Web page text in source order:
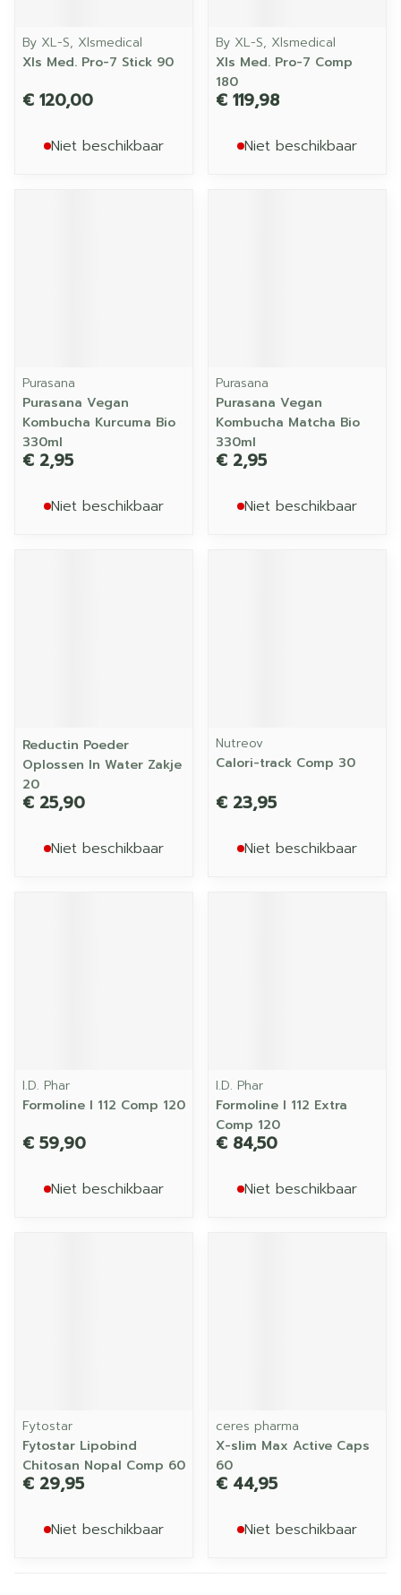
By XL-S, Xlsmedical
Xls Med. Pro-7 Stick 90
€ 120,00
Niet beschikbaar
By XL-S, Xlsmedical
Xls Med. Pro-7 Comp
180
€ 119,98
Niet beschikbaar
Purasana
Purasana Vegan
Kombucha Kurcuma Bio
330ml
€ 2,95
Niet beschikbaar
Purasana
Purasana Vegan
Kombucha Matcha Bio
330ml
€ 2,95
Niet beschikbaar
Reductin Poeder
Oplossen In Water Zakje
20
€ 25,90
Niet beschikbaar
Nutreov
Calori-track Comp 30
€ 23,95
Niet beschikbaar
I.D. Phar
Formoline l 112 Comp 120
€ 59,90
Niet beschikbaar
I.D. Phar
Formoline l 112 Extra
Comp 120
€ 84,50
Niet beschikbaar
Fytostar
Fytostar Lipobind
Chitosan Nopal Comp 60
€ 29,95
Niet beschikbaar
ceres pharma
X-slim Max Active Caps
60
€ 44,95
Niet beschikbaar